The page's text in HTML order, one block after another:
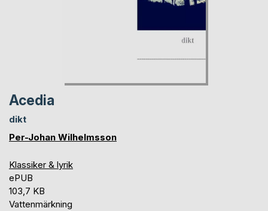
Acedia
dikt
Per-Johan Wilhelmsson
Klassiker & lyrik
ePUB
103,7 KB
Vattenmärkning